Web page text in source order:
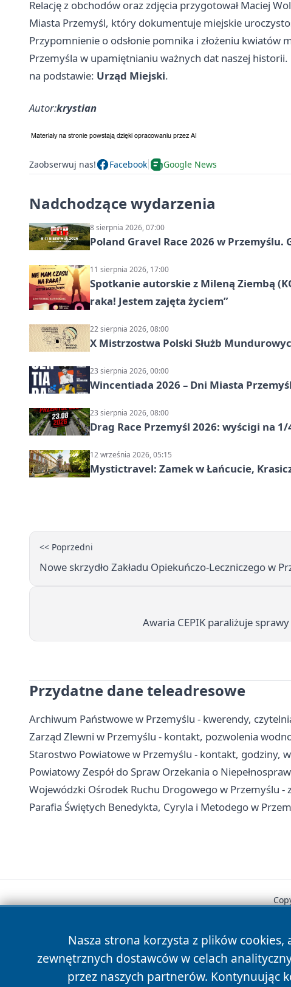
Relację z obchodów oraz zdjęcia przygotował Maciej
Miasta Przemyśl, który dokumentuje miejskie
Przypomnienie o odsłonie pomnika i złożeniu kwiatów
Przemyśla w upamiętnianiu ważnych dat naszej historii.
na podstawie: Urząd Miejski.
Autor:krystian
Zaobserwuj nas! Facebook Google News
Nadchodzące wydarzenia
8 sierpnia 2026, 07:00
Poland Gravel Race 2026 w
11 sierpnia 2026, 17:00
Spotkanie autorskie z Mileną Ziembą
raka! Jestem zajęta życiem”
22 sierpnia 2026, 08:00
X Mistrzostwa Polski Służb
23 sierpnia 2026, 00:00
Wincentiada 2026 – Dni Miasta
23 sierpnia 2026, 08:00
Drag Race Przemyśl 2026: wyścigi na
12 września 2026, 05:15
Mystictravel: Zamek w Łańcucie,
<< Poprzedni
Nowe skrzydło Zakładu Opiekuńczo-Leczniczego w
Awaria CEPIK paraliżuje
Przydatne dane teleadresowe
Archiwum Państwowe w Przemyślu - kwerendy,
Zarząd Zlewni w Przemyślu - kontakt, pozwolenia
Starostwo Powiatowe w Przemyślu - kontakt, godziny,
Powiatowy Zespół do Spraw Orzekania o
Wojewódzki Ośrodek Ruchu Drogowego w Przemyślu -
Parafia Świętych Benedykta, Cyryla i Metodego w
Nasza strona korzysta z plików
zewnętrznych dostawców w celach
przez naszych partnerów. Kontynuując